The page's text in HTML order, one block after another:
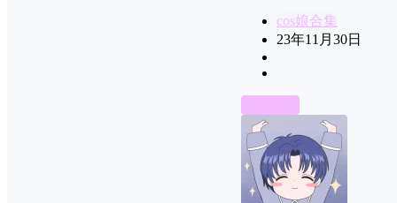
cos娘合集
23年11月30日